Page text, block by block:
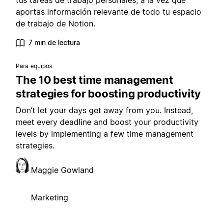
aportas información relevante de todo tu espacio
de trabajo de Notion.
7 min de lectura
Para equipos
The 10 best time management
strategies for boosting productivity
Don’t let your days get away from you. Instead,
meet every deadline and boost your productivity
levels by implementing a few time management
strategies.
Maggie Gowland
Marketing